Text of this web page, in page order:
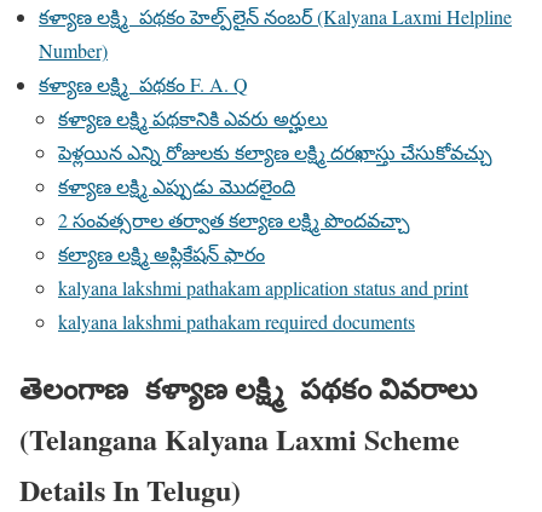
కళ్యాణ లక్ష్మి పథకం హెల్ప్‌లైన్ నంబర్ (Kalyana Laxmi Helpline
Number)
కళ్యాణ లక్ష్మి పథకం F. A. Q
కళ్యాణ లక్ష్మి పథకానికి ఎవరు అర్హులు
పెళ్లయిన ఎన్ని రోజులకు కల్యాణ లక్ష్మి దరఖాస్తు చేసుకోవచ్చు
కళ్యాణ లక్ష్మి ఎప్పుడు మొదలైంది
2 సంవత్సరాల తర్వాత కల్యాణ లక్ష్మి పొందవచ్చా
కల్యాణ లక్ష్మి అప్లికేషన్ ఫారం
kalyana lakshmi pathakam application status and print
kalyana lakshmi pathakam required documents
తెలంగాణ కళ్యాణ లక్ష్మి పథకం వివరాలు
(Telangana Kalyana Laxmi Scheme
Details In Telugu)